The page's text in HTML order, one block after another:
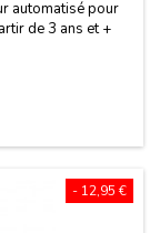
automatisé pour
de 3 ans et +
- 12,95 €